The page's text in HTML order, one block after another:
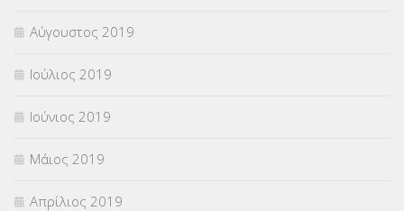
Αύγουστος 2019
Ιούλιος 2019
Ιούνιος 2019
Μάιος 2019
Απρίλιος 2019